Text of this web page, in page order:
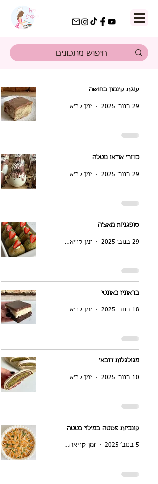
עוגת קינמון בחושה
29 בנוב׳ 2025 זמן קריאה 1 דקות
כדורי אוראו נוטלה
29 בנוב׳ 2025 זמן קריאה 1 דקות
סופגניות מאצ׳ה
29 בנוב׳ 2025 זמן קריאה 2 דקות
בראוניז באונטי
18 בנוב׳ 2025 זמן קריאה 1 דקות
מגולגלות דובאי
10 בנוב׳ 2025 זמן קריאה 2 דקות
קונכיות פסטה במילוי בטטה
5 בנוב׳ 2025 זמן קריאה 2 דקות